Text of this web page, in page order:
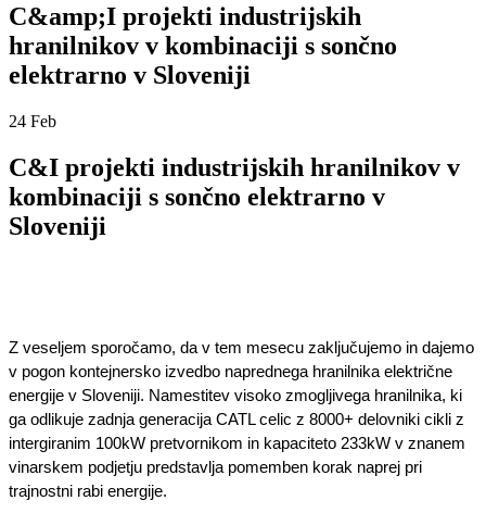
C&amp;I projekti industrijskih
hranilnikov v kombinaciji s sončno
elektrarno v Sloveniji
24 Feb
C&I projekti industrijskih hranilnikov v
kombinaciji s sončno elektrarno v
Sloveniji
Z veseljem sporočamo, da v tem mesecu zaključujemo in dajemo
v pogon kontejnersko izvedbo naprednega hranilnika električne
energije v Sloveniji. Namestitev visoko zmogljivega hranilnika, ki
ga odlikuje zadnja generacija CATL celic z 8000+ delovniki cikli z
intergiranim 100kW pretvornikom in kapaciteto 233kW v znanem
vinarskem podjetju predstavlja pomemben korak naprej pri
trajnostni rabi energije.